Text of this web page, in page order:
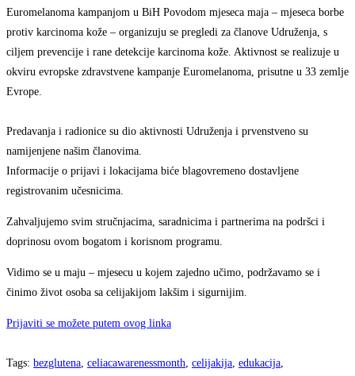
Euromelanoma kampanjom u BiH Povodom mjeseca maja – mjeseca borbe
protiv karcinoma kože – organizuju se pregledi za članove Udruženja, s
ciljem prevencije i rane detekcije karcinoma kože. Aktivnost se realizuje u
okviru evropske zdravstvene kampanje Euromelanoma, prisutne u 33 zemlje
Evrope.
Predavanja i radionice su dio aktivnosti Udruženja i prvenstveno su
namijenjene našim članovima.
Informacije o prijavi i lokacijama biće blagovremeno dostavljene
registrovanim učesnicima.
Zahvaljujemo svim stručnjacima, saradnicima i partnerima na podršci i
doprinosu ovom bogatom i korisnom programu.
Vidimo se u maju – mjesecu u kojem zajedno učimo, podržavamo se i
činimo život osoba sa celijakijom lakšim i sigurnijim.
Prijaviti se možete putem ovog linka
Tags: bezglutena, celiacawarenessmonth, celijakija, edukacija,